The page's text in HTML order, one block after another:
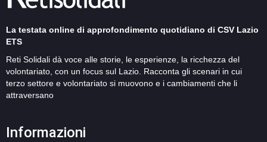
La testata online di approfondimento quotidiano di CSV Lazio
ETS
Reti Solidali dà voce alle storie, le esperienze, la ricchezza del
volontariato, con un focus sul Lazio. Racconta gli scenari in cui
terzo settore e volontariato si muovono e i cambiamenti che li
attraversano
Informazioni